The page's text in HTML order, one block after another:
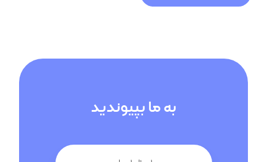
به ما بپیوندید